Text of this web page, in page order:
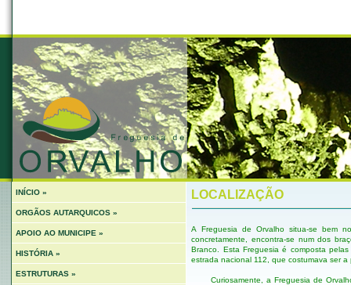
INÍCIO »
ORGÃOS AUTARQUICOS »
APOIO AO MUNICIPE »
HISTÓRIA »
ESTRUTURAS »
LOCALIZAÇÃO
A Freguesia de Orvalho situa-se bem
concretamente, encontra-se num dos
Branco. Esta Freguesia é composta
estrada nacional 112, que costumava ser
Curiosamente, a Freguesia de Orvalho